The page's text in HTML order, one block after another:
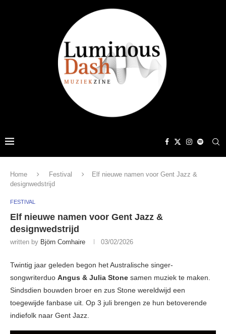
Home Festival
Elf nieuwe namen voor Gent Jazz &
designwedstrijd
FESTIVAL
Elf nieuwe namen voor Gent Jazz &
designwedstrijd
written by Björn Comhaire 03/02/2026
Twintig jaar geleden begon het Australische singer-
songwriterduo Angus & Julia Stone samen muziek te maken.
Sindsdien bouwden broer en zus Stone wereldwijd een
toegewijde fanbase uit. Op 3 juli brengen ze hun betoverende
indiefolk naar Gent Jazz.